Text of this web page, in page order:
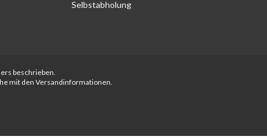
beschrieben.
mit den Versandinformationen.